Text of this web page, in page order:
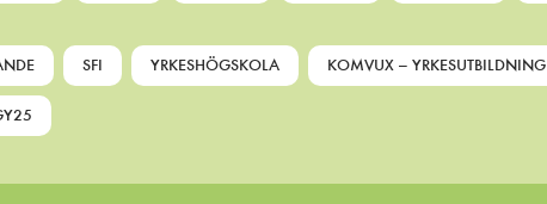
SFI YRKESHÖGSKOLA KOMVUX – YRKESUTBILDNING